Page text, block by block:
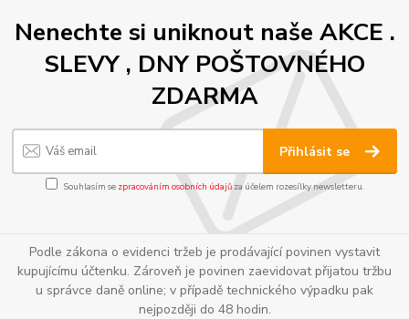
Nenechte si uniknout naše AKCE .
SLEVY , DNY POŠTOVNÉHO
ZDARMA
Přihlásit se
Souhlasím se zpracováním osobních údajůza účelem rozesílky newsletteru.
Podle zákona o evidenci tržeb je prodávající povinen vystavit
kupujícímu účtenku. Zároveň je povinen zaevidovat přijatou tržbu
u správce daně online; v případě technického výpadku pak
nejpozději do 48 hodin.